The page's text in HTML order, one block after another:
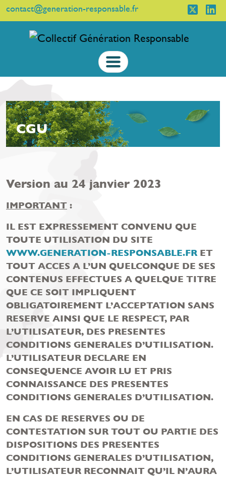
contact@generation-responsable.fr
CGU
Version au 24 janvier 2023
IMPORTANT:
IL EST EXPRESSEMENT CONVENU QUE
TOUTE UTILISATION DU SITE
WWW.GENERATION-RESPONSABLE.FRET
TOUT ACCES A L’UN QUELCONQUE DE SES
CONTENUS EFFECTUES A QUELQUE TITRE
QUE CE SOIT IMPLIQUENT
OBLIGATOIREMENT L’ACCEPTATION SANS
RESERVE AINSI QUE LE RESPECT, PAR
L’UTILISATEUR, DES PRESENTES
CONDITIONS GENERALES D’UTILISATION.
L’UTILISATEUR DECLARE EN
CONSEQUENCE AVOIR LU ET PRIS
CONNAISSANCE DES PRESENTES
CONDITIONS GENERALES D’UTILISATION.
EN CAS DE RESERVES OU DE
CONTESTATION SUR TOUT OU PARTIE DES
DISPOSITIONS DES PRESENTES
CONDITIONS GENERALES D’UTILISATION,
L’UTILISATEUR RECONNAIT QU’IL N’AURA